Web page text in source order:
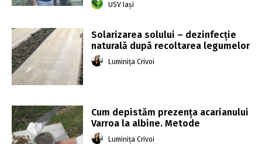
USV Iași
Solarizarea solului – dezinfecție
naturală după recoltarea legumelor
Luminița Crivoi
Cum depistăm prezența acarianului
Varroa la albine. Metode
Luminița Crivoi